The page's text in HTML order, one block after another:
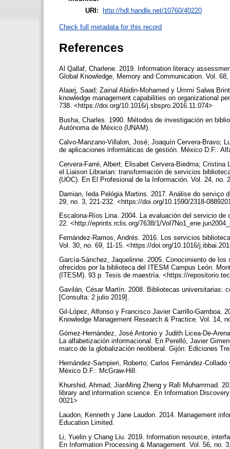
URI: http://hdl.handle.net/10760/40220
Check full metadata for this record
References
Al Qallaf, Charlene. 2019. Information literacy
Global Knowledge, Memory and Communication. Vol.
Alaarj, Saad; Zainal Abidin-Mohamed y Ummi Salwa
knowledge management capabilities on organizational
738. <https://doi.org/10.1016/j.sbspro.2016.11.074>
Busha, Charles. 1990. Métodos de investigación en
Autónoma de México (UNAM).
Calvo-Manzano-Villalon, José; Joaquín Cervera-Bravo;
de aplicaciones informáticas de gestión. México D.F.:
Cervera-Farré, Albert; Elisabet Cervera-Biedma;
el Liaison Librarian: transformación de servicios
(UOC). En El Profesional de la Información. Vol. 24,
Damian, Ieda Pelógia Martins. 2017. Análise do serviço
29, no. 3, 221-232. <https://doi.org/10.1590/2318-
Escalona-Ríos Lina. 2004. La evaluación del servicio
22. <http://eprints.rclis.org/7638/1/
Fernández-Ramos, Andrés. 2016. Los servicios
Vol. 30, no. 69, 11-15. <https://doi.org/10.1016/
García-Sánchez, Jaquelinne. 2005. Conocimiento de
ofrecidos por la biblioteca del ITESM Campus León.
(ITESM). 93 p. Tesis de maestría. <https://
Gavilán, César Martín. 2008. Bibliotecas universitarias:
[Consulta: 2 julio 2019].
Gil-López, Alfonso y Francisco Javier Carrillo-Gamboa.
Knowledge Management Research & Practice. Vol. 14,
Gómez-Hernández, José Antonio y Judith Licea-De-
La alfabetización informacional. En Perelló, Javier
marco de la globalización neoliberal. Gijón: Ediciones
Hernández-Sampieri, Roberto; Carlos Fernández-
México D.F.: McGraw-Hill.
Khurshid, Ahmad; JianMing Zheng y Rafi Muhammad.
library and information science. En Information
0021>
Laudon, Kenneth y Jane Laudon. 2014. Management
Education Limited.
Li, Yuelin y Chang Liu. 2019. Information resource,
En Information Processing & Management. Vol. 56, no.